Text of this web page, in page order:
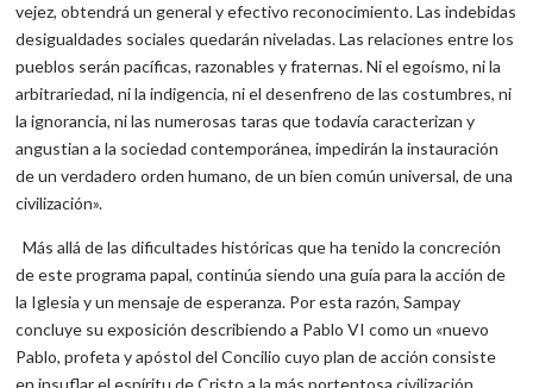
vejez, obtendrá un general y efectivo reconocimiento. Las indebidas
desigualdades sociales quedarán niveladas. Las relaciones entre los
pueblos serán pacíficas, razonables y fraternas. Ni el egoísmo, ni la
arbitrariedad, ni la indigencia, ni el desenfreno de las costumbres, ni
la ignorancia, ni las numerosas taras que todavía caracterizan y
angustian a la sociedad contemporánea, impedirán la instauración
de un verdadero orden humano, de un bien común universal, de una
civilización».
Más allá de las dificultades históricas que ha tenido la concreción
de este programa papal, continúa siendo una guía para la acción de
la Iglesia y un mensaje de esperanza. Por esta razón, Sampay
concluye su exposición describiendo a Pablo VI como un «nuevo
Pablo, profeta y apóstol del Concilio cuyo plan de acción consiste